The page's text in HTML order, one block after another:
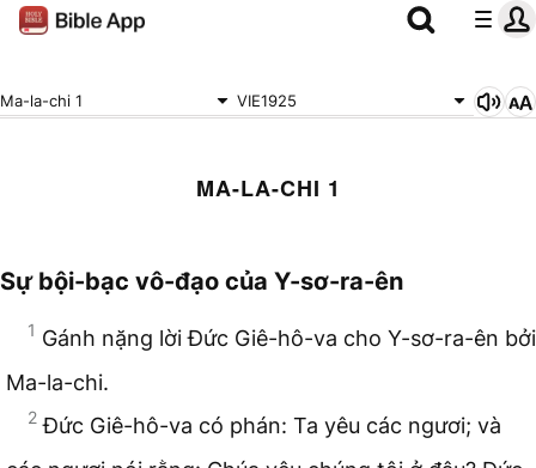
Ma-la-chi 1 VIE1925
MA-LA-CHI 1
Sự bội-bạc vô-đạo của Y-sơ-ra-ên
1 Gánh nặng lời Đức Giê-hô-va cho Y-sơ-ra-ên bởi
Ma-la-chi.
2 Đức Giê-hô-va có phán: Ta yêu các ngươi; và